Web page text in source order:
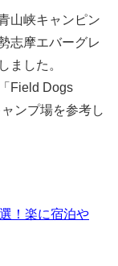
山峡キャンピン
志摩エバーグレ
ました。
Field Dogs
ンプ場を参考し
！楽に宿泊や